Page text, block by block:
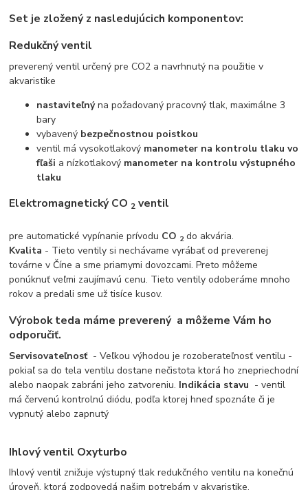
Set je zložený z nasledujúcich komponentov:
Redukčný ventil
preverený ventil určený pre CO2 a navrhnutý na použitie v
akvaristike
nastaviteľnýna požadovaný pracovný tlak, maximálne 3
bary
vybavený bezpečnostnou poistkou
ventil má vysokotlakový manometer na kontrolu tlaku vo
fľaši a nízkotlakový manometer na kontrolu výstupného
tlaku
ElektromagnetickýCO 2 ventil
pre automatické vypínanie prívodu CO 2 do akvária.
Kvalita - Tieto ventily si nechávame vyrábať od preverenej
továrne v Číne a sme priamymi dovozcami. Preto môžeme
ponúknuť veľmi zaujímavú cenu. Tieto ventily odoberáme mnoho
rokov a predali sme už tisíce kusov.
Výrobok teda máme preverenýa môžeme Vám ho
odporučiť.
Servisovateľnosť- Veľkou výhodou je rozoberateľnosť ventilu -
pokiaľ sa do tela ventilu dostane nečistota ktorá ho znepriechodní
alebo naopak zabráni jeho zatvoreniu. Indikácia stavu - ventil
má červenú kontrolnú diódu, podľa ktorej hneď spoznáte či je
vypnutý alebo zapnutý
Ihlový ventil Oxyturbo
Ihlový ventil znižuje výstupný tlak redukčného ventilu na konečnú
úroveň, ktorá zodpovedá našim potrebám v akvaristike.